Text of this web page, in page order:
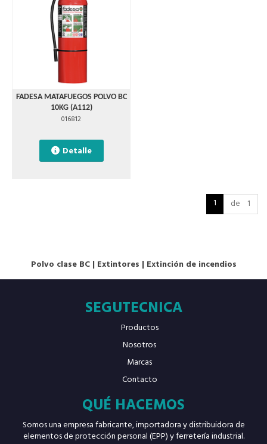
FADESA MATAFUEGOS POLVO BC
10KG (A112)
016812
Detalle
1 de 1
Polvo clase BC| Extintores | Extinción de incendios
SEGUTECNICA
Productos
Nosotros
Marcas
Contacto
QUÉ HACEMOS
Somos una empresa fabricante, importadora y distribuidora de
elementos de protección personal (EPP) y ferretería industrial.